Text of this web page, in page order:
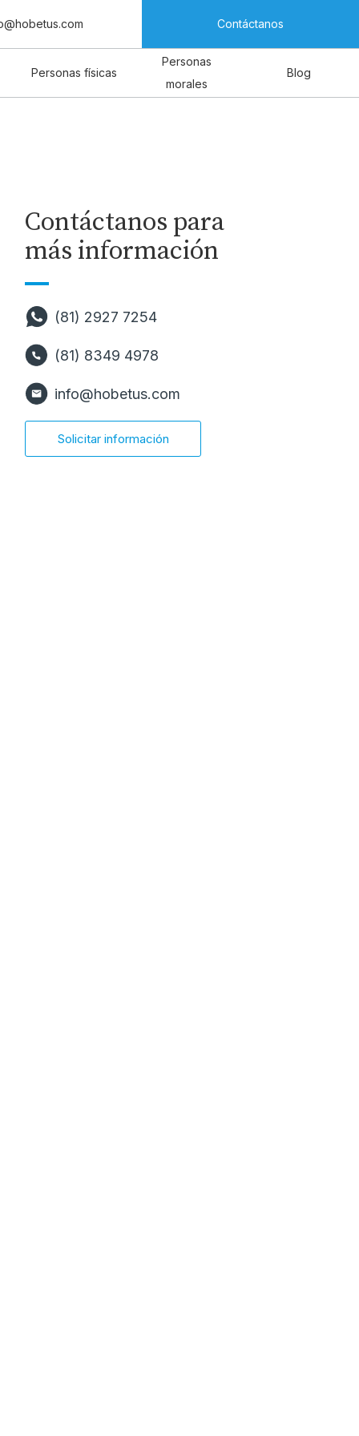
Contáctanos
Personas físicas
Personas
morales
Blog
Contáctanos para
más información
(81) 2927 7254
(81) 8349 4978
info@hobetus.com
Solicitar información